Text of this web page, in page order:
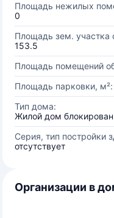
Площадь нежилых
0
Площадь зем. участка
153.5
Площадь помещений
Площадь парковки, м²:
Тип дома:
Жилой дом
Серия, тип постройки
отсутствует
Организации в